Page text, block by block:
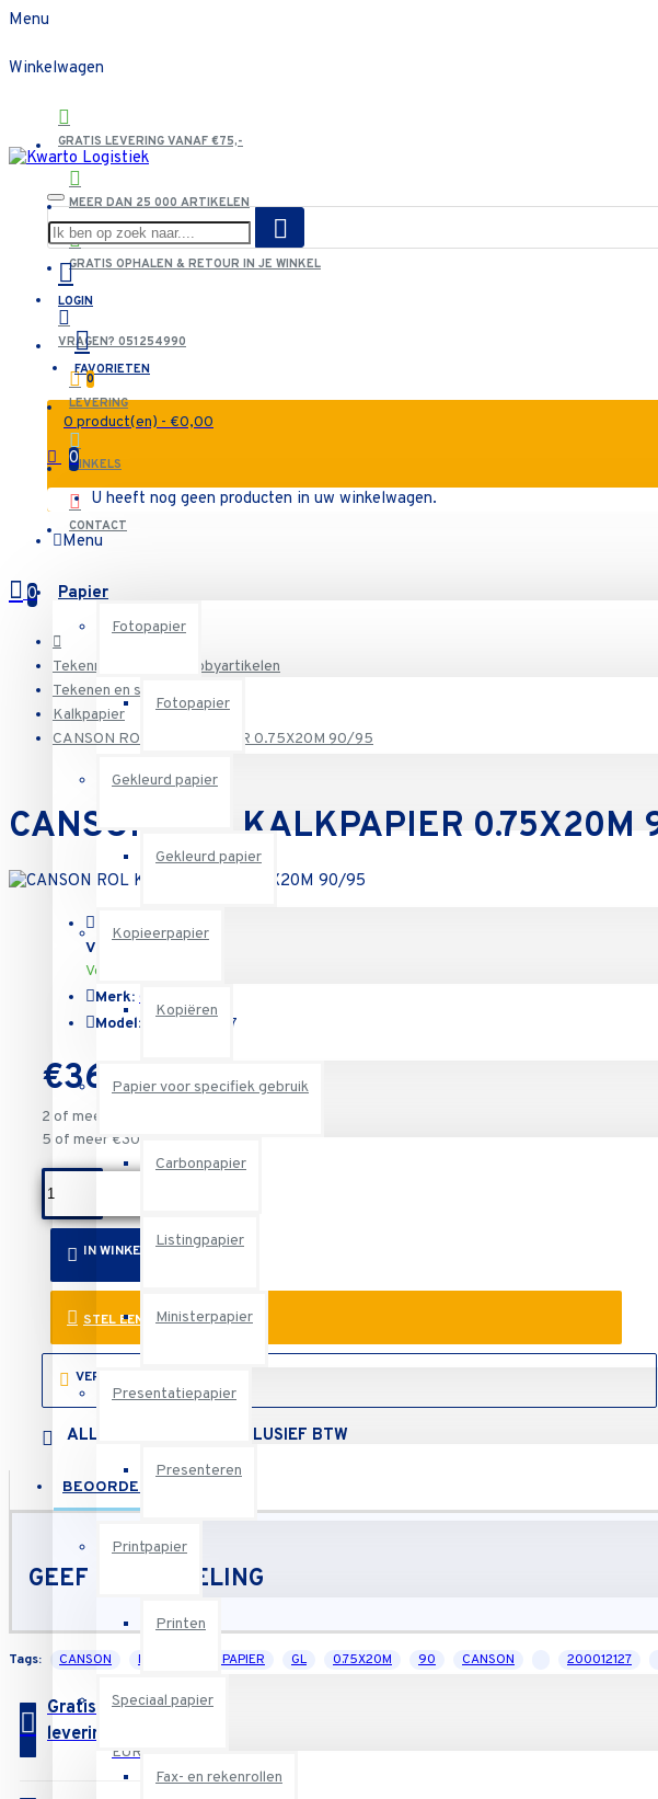
Menu
Winkelwagen
GRATIS LEVERING VANAF €75,-
MEER DAN 25 000 ARTIKELEN
GRATIS OPHALEN & RETOUR IN JE WINKEL
VRAGEN? 051254990
LEVERING
WINKELS
CONTACT
LOGIN
FAVORIETEN
0
0 product(en) - €0,00
0
U heeft nog geen producten in uw winkelwagen.
Menu
Papier
Fotopapier
Fotopapier
Gekleurd papier
Gekleurd papier
Kopieerpapier
Kopiëren
Papier voor specifiek gebruik
Carbonpapier
Listingpapier
Ministerpapier
Presentatiepapier
Presenteren
Printpapier
Printen
Speciaal papier
Fax- en rekenrollen
0
Tekenmateriaal en hobbyartikelen
Tekenen en schetsen
Kalkpapier
CANSON ROL KALKPAPIER 0.75X20M 90/95
CANSON ROL KALKPAPIER
Voorraadstatus:
Voorraad
Merk: CANSON
Model:
C200 012 127
€36,16
2 of meer €32,54
5 of meer €30,73
IN WINKELWAGEN
STEL EEN VRAAG
VERLANGLIJST
ALLE PRIJZEN ZIJN EXCLUSIEF BTW
BEOORDELINGEN
GEEF BEOORDELING
Tags: CANSON ROL KALKPAPIER GL 0.75X20M 90 CANSON 200012127
Gratis
levering
Vanaf
EUR